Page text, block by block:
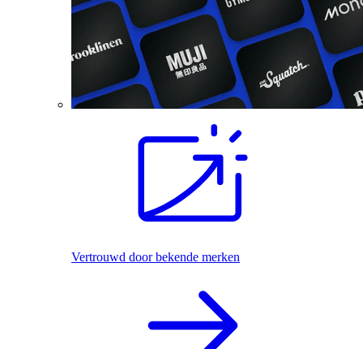
Vertrouwd door bekende merken